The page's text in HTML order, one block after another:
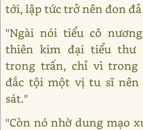
tới, lập tức trở nên đon
"Ngài nói tiểu cô
thiên kim đại tiểu thư
trong trấn, chỉ vì trong
đắc tội một vị tu sĩ nên
sát."
"Còn nó nhờ dung mạo